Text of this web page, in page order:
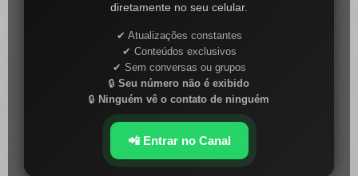
diretamente no seu celular.
✔ Atualizações constantes
✔ Conteúdos exclusivos
✔ Sem conversas ou grupos
🔒 Seu número não é exibido
🔒 Ninguém vê o contato de ninguém
📲 Entrar no Canal